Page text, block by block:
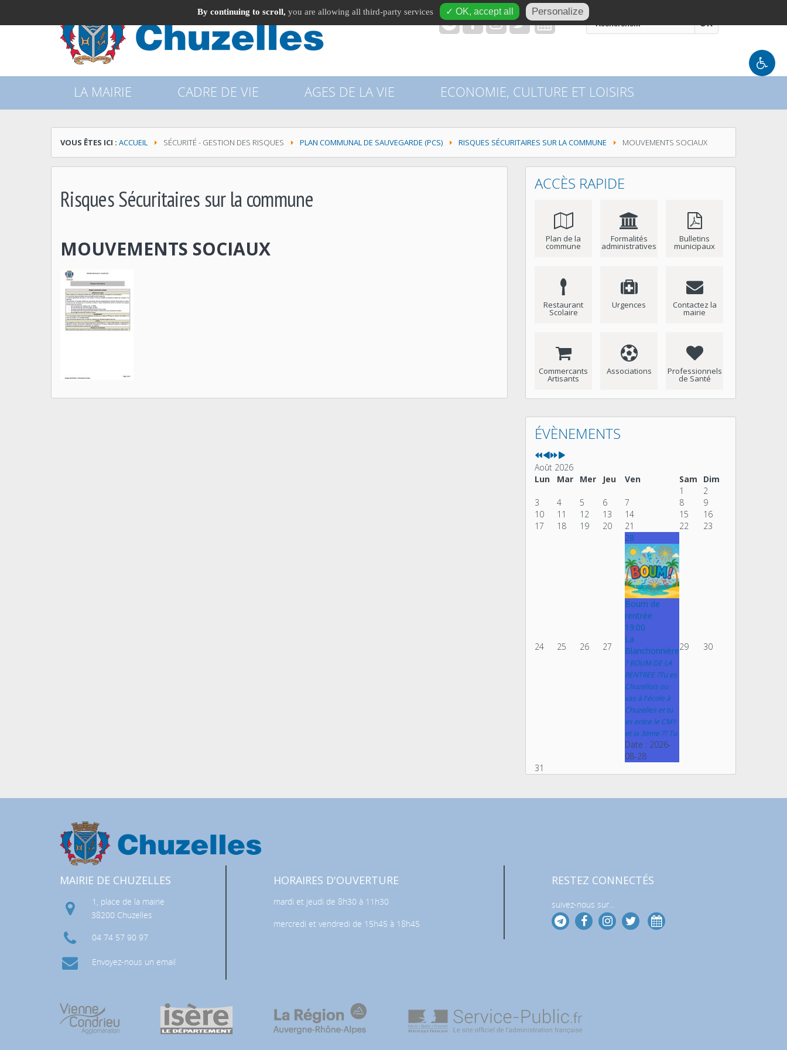
RISQUES MAJEURS (DICRIM)
recherche
OK
LA MAIRIE CADRE DE VIE AGES DE LA VIE ECONOMIE, CULTURE ET LOISIRS
VOUS ÊTES ICI : ACCUEIL SÉCURITÉ - GESTION DES RISQUES PLAN COMMUNAL DE SAUVEGARDE (PCS) RISQUES SÉCURITAIRES SUR LA COMMUNE MOUVEMENTS SOCIAUX
Risques Sécuritaires sur la commune
MOUVEMENTS SOCIAUX
ACCÈS RAPIDE
Plan de la
commune
Formalités
administratives
Bulletins
municipaux
Restaurant
Scolaire
Urgences Contactez la
mairie
Commercants
Artisants
Associations Professionnels
de Santé
ÉVÈNEMENTS
Année
précédente
Mois
précédent
Année
suivante
Mois
suivant
Août 2026
Lun
Mar Mer Jeu Ven Sam
Dim
1
2
3
4 5 6 7 8
9
10
11 12 13 14 15
16
17
18 19 20 21 22 23
24 25 26 27
28
Boum de
rentrée
19:00
La
Blanchonnière
? BOUM DE LA
RENTREE ?Tu es
Chuzellois ou
vas à l'école à
Chuzelles et tu
es entre le CM1
et la 3ème ?? Tu
Date : 2026-
08-28
29 30
31
MAIRIE DE CHUZELLES
1, place de la mairie
38200 Chuzelles
04 74 57 90 97
Envoyez-nous un email
HORAIRES D'OUVERTURE
mardi et jeudi de 8h30 à 11h30
mercredi et vendredi de 15h45 à 18h45
RESTEZ CONNECTÉS
suivez-nous sur...
By continuing to scroll, you are allowing all third-party services ✓ OK, accept all Personalize